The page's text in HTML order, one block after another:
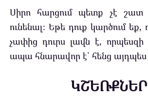
Սիրո հարցում պետք չէ շատ
ունենալ։ Եթե դուք կարծում
չափից դուրս լավն է,
ապա հնարավոր է՝ հենց այդպես
ԿՇԵՌՔՆԵՐ